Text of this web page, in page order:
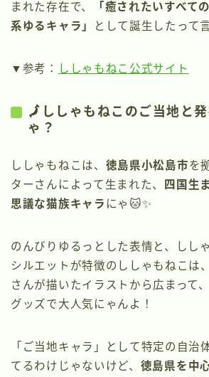
まれた存在で、
「癒されたいすべて
系ゆるキャラ」
として誕生したって
▼参考： ししゃもねこ公式サイト
🗾ししゃもねこのご当地と
ゃ？
ししゃもねこは、 徳島県小松島市を
ターさんによって生まれた、
四国生
思議な猫族キャラ にゃ🐱✨
のんびりゆるっとした表情と、しし
シルエットが特徴のししゃもねこは
さんが描いたイラストから広まって
グッズで大人気にゃんよ！
「ご当地キャラ」として特定の自治
てるわけじゃないけど、 徳島県を中